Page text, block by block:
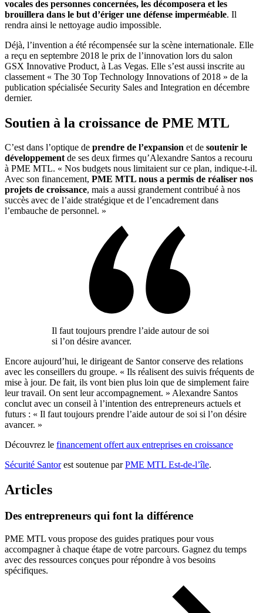
vocales des personnes concernées, les décomposera et les
brouillera dans le but d’ériger une défense imperméable. Il
rendra ainsi le nettoyage audio impossible.
Déjà, l’invention a été récompensée sur la scène internationale. Elle
a reçu en septembre 2018 le prix de l’innovation lors du salon
GSX Innovative Product, à Las Vegas. Elle s’est aussi inscrite au
classement « The 30 Top Technology Innovations of 2018 » de la
publication spécialisée Security Sales and Integration en décembre
dernier.
Soutien à la croissance de PME MTL
C’est dans l’optique de prendre de l’expansion et de soutenir le
développementde ses deux firmes qu’Alexandre Santos a recouru
à PME MTL. « Nos budgets nous limitaient sur ce plan, indique-t-il.
Avec son financement, PME MTL nous a permis de réaliser nos
projets de croissance, mais a aussi grandement contribué à nos
succès avec de l’aide stratégique et de l’encadrement dans
l’embauche de personnel. »
Il faut toujours prendre l’aide autour de soi
si l’on désire avancer.
Encore aujourd’hui, le dirigeant de Santor conserve des relations
avec les conseillers du groupe. « Ils réalisent des suivis fréquents de
mise à jour. De fait, ils vont bien plus loin que de simplement faire
leur travail. On sent leur accompagnement. » Alexandre Santos
conclut avec un conseil à l’intention des entrepreneurs actuels et
futurs : « Il faut toujours prendre l’aide autour de soi si l’on désire
avancer. »
Découvrez le financement offert aux entreprises en croissance
Sécurité Santorest soutenue parPME MTL Est-de-l’île.
Articles
Des entrepreneurs qui font la différence
PME MTL vous propose des guides pratiques pour vous
accompagner à chaque étape de votre parcours. Gagnez du temps
avec des ressources conçues pour répondre à vos besoins
spécifiques.